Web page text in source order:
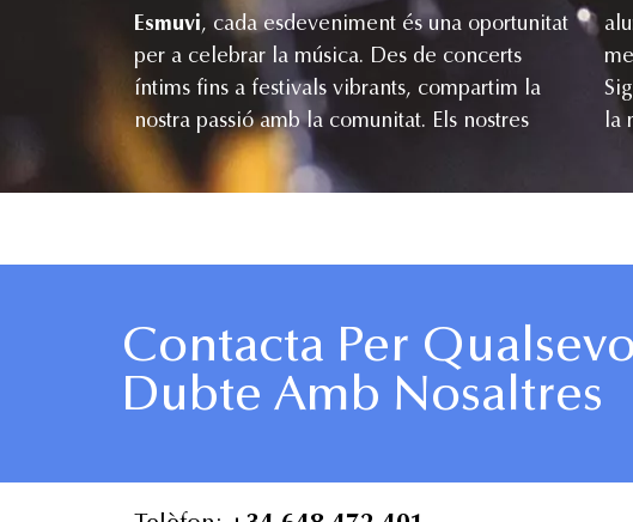
Esmuvi, cada esdeveniment és una oportunitat
per a celebrar la música. Des de concerts
íntims fins a festivals vibrants, compartim la
nostra passió amb la comunitat. Els nostres
alumnes i professors es reuneixen per a crear
melodies que ressonen en els cors del públic.
Sigues part d’aquests moments inoblidables, on
la
Contacta Per
Dubte Amb Nosaltres